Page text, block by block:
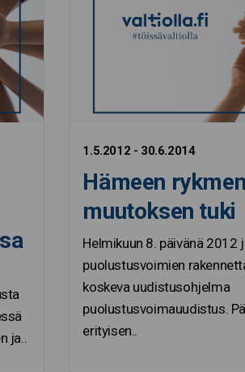
ja..
1.5.2012 - 30.6.2014
Hämeen
muutoksen tuki
Helmikuun 8. päivänä 2012
puolustusvoimien
koskeva uudistusohjelma
puolustusvoimauudistus.
erityisen..